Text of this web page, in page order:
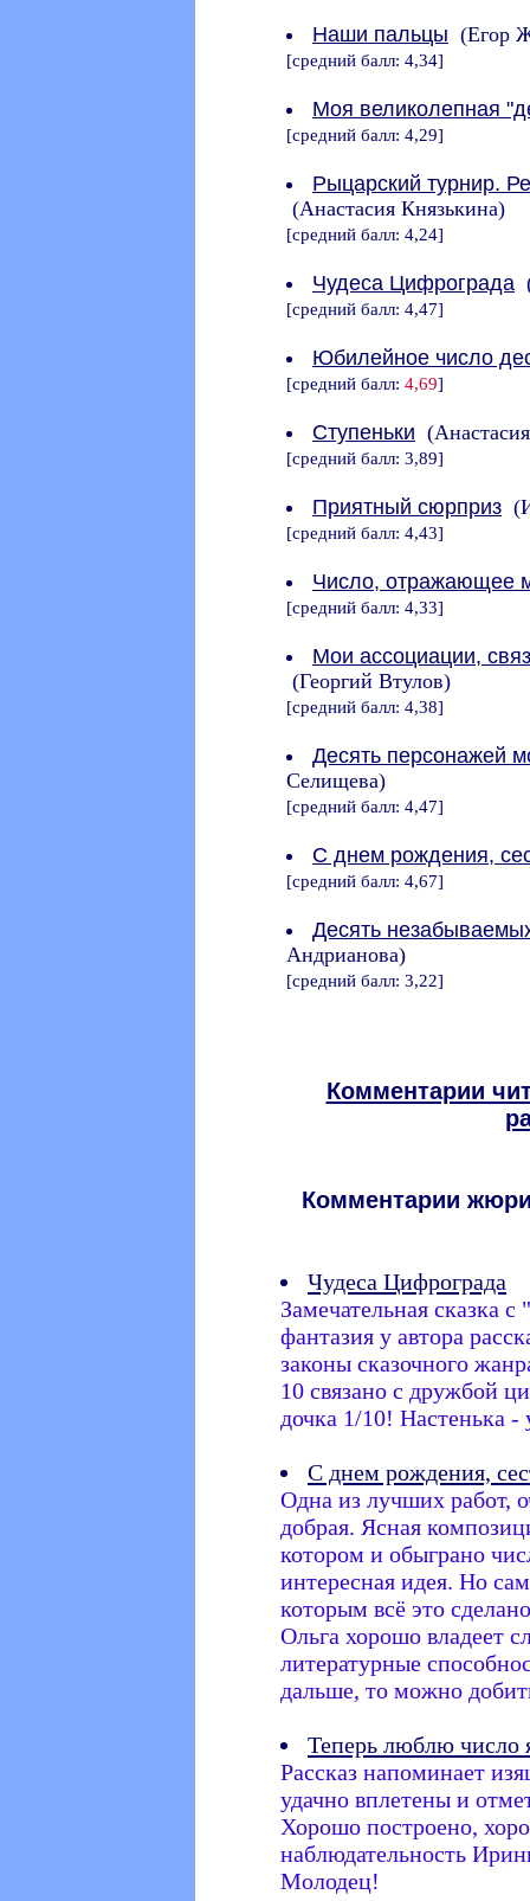
Наши пальцы (Егор
[средний балл: 4,34]
Моя великолепная
[средний балл: 4,29]
Рыцарский турнир.
(Анастасия Князькина)
[средний балл: 4,24]
Чудеса Цифрограда
[средний балл: 4,47]
Юбилейное число
[средний балл: 4,69]
Ступеньки
[средний балл: 3,89]
Приятный сюрприз
[средний балл: 4,43]
Число, отражающее
[средний балл: 4,33]
Мои ассоциации,
(Георгий Втулов)
[средний балл: 4,38]
Десять персонажей
Селищева)
[средний балл: 4,47]
С днем рождения,
[средний балл: 4,67]
Десять
Андрианова)
[средний балл: 3,22]
Комментарии
Комментарии
Чудеса Цифрограда
Замечательная сказка
фантазия у автора
законы сказочного
10 связано с дружбой
дочка 1/10! Настенька
С днем рождения,
Одна из лучших работ,
добрая. Ясная
котором и обыграно
интересная идея. Но
которым всё это
Ольга хорошо владеет
литературные
дальше, то можно
Теперь люблю число
Рассказ напоминает
удачно вплетены и
Хорошо построено,
наблюдательность
Молодец!